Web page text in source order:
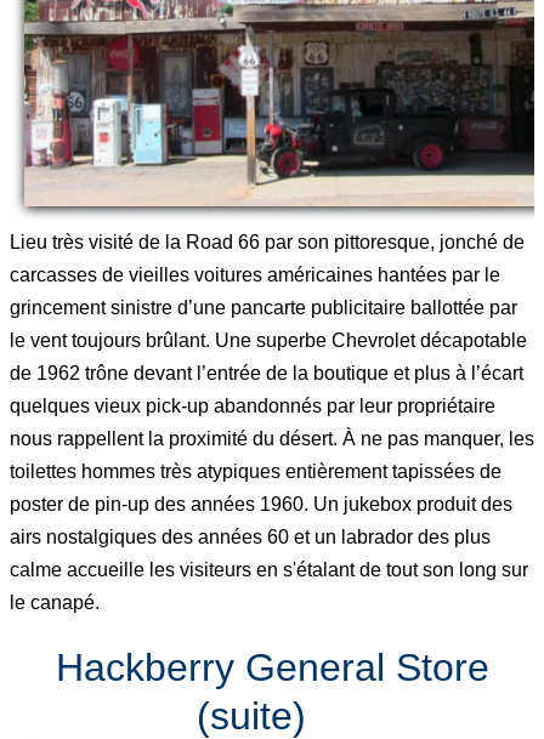
Lieu très visité de la Road 66 par son pittoresque, jonché de
carcasses de vieilles voitures américaines hantées par le
grincement sinistre d’une pancarte publicitaire ballottée par
le vent toujours brûlant. Une superbe Chevrolet décapotable
de 1962 trône devant l’entrée de la boutique et plus à l’écart
quelques vieux pick-up abandonnés par leur propriétaire
nous rappellent la proximité du désert. À ne pas manquer, les
toilettes hommes très atypiques entièrement tapissées de
poster de pin-up des années 1960. Un jukebox produit des
airs nostalgiques des années 60 et un labrador des plus
calme accueille les visiteurs en s'étalant de tout son long sur
le canapé.
Hackberry General Store
(suite)